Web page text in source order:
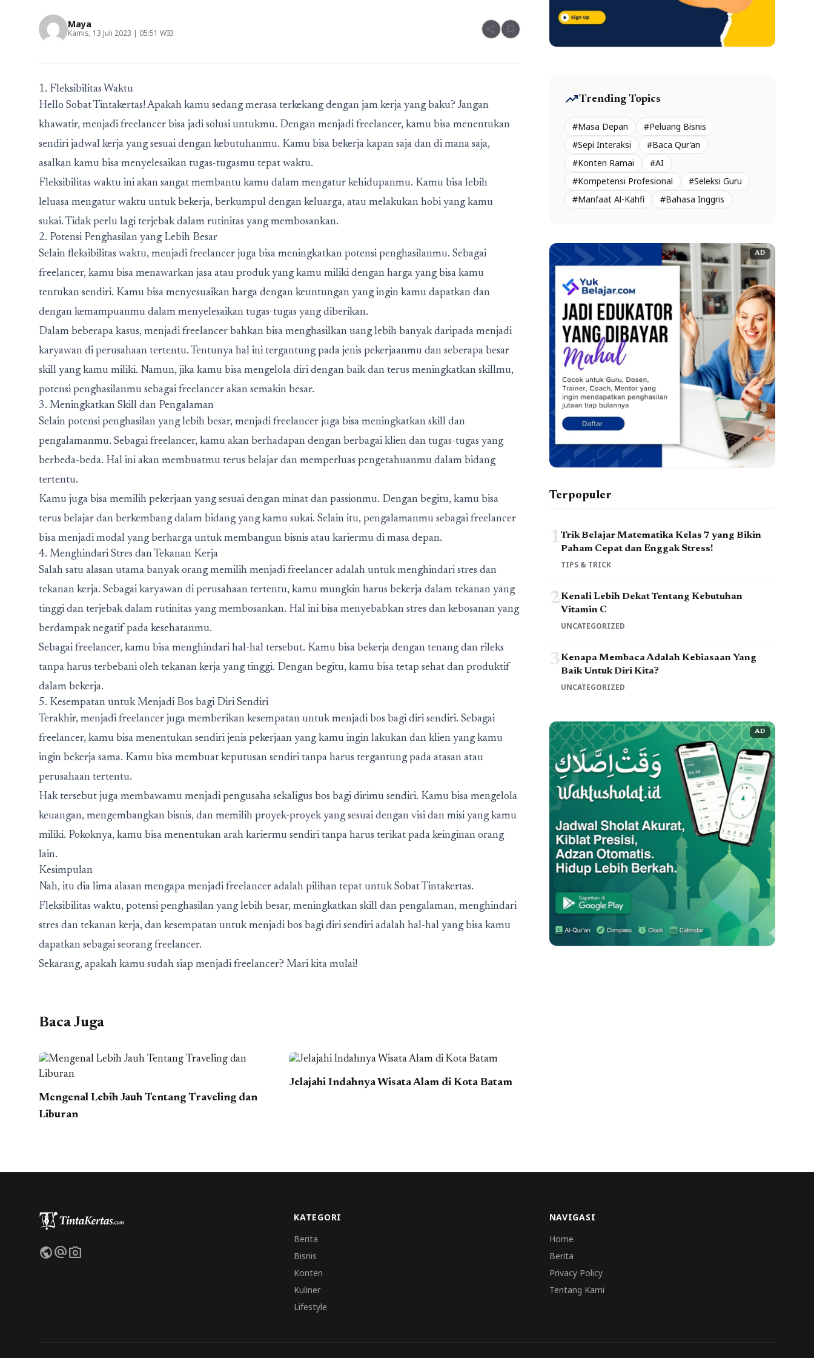
Maya
Kamis, 13 Juli 2023 | 05:51 WIB share bookmark
1. Fleksibilitas Waktu
Hello Sobat Tintakertas! Apakah kamu sedang merasa terkekang dengan jam kerja yang baku? Jangan
khawatir, menjadi freelancer bisa jadi solusi untukmu. Dengan menjadi freelancer, kamu bisa menentukan
sendiri jadwal kerja yang sesuai dengan kebutuhanmu. Kamu bisa bekerja kapan saja dan di mana saja,
asalkan kamu bisa menyelesaikan tugas-tugasmu tepat waktu.
Fleksibilitas waktu ini akan sangat membantu kamu dalam mengatur kehidupanmu. Kamu bisa lebih
leluasa mengatur waktu untuk bekerja, berkumpul dengan keluarga, atau melakukan hobi yang kamu
sukai. Tidak perlu lagi terjebak dalam rutinitas yang membosankan.
2. Potensi Penghasilan yang Lebih Besar
Selain fleksibilitas waktu, menjadi freelancer juga bisa meningkatkan potensi penghasilanmu. Sebagai
freelancer, kamu bisa menawarkan jasa atau produk yang kamu miliki dengan harga yang bisa kamu
tentukan sendiri. Kamu bisa menyesuaikan harga dengan keuntungan yang ingin kamu dapatkan dan
dengan kemampuanmu dalam menyelesaikan tugas-tugas yang diberikan.
Dalam beberapa kasus, menjadi freelancer bahkan bisa menghasilkan uang lebih banyak daripada menjadi
karyawan di perusahaan tertentu. Tentunya hal ini tergantung pada jenis pekerjaanmu dan seberapa besar
skill yang kamu miliki. Namun, jika kamu bisa mengelola diri dengan baik dan terus meningkatkan skillmu,
potensi penghasilanmu sebagai freelancer akan semakin besar.
3. Meningkatkan Skill dan Pengalaman
Selain potensi penghasilan yang lebih besar, menjadi freelancer juga bisa meningkatkan skill dan
pengalamanmu. Sebagai freelancer, kamu akan berhadapan dengan berbagai klien dan tugas-tugas yang
berbeda-beda. Hal ini akan membuatmu terus belajar dan memperluas pengetahuanmu dalam bidang
tertentu.
Kamu juga bisa memilih pekerjaan yang sesuai dengan minat dan passionmu. Dengan begitu, kamu bisa
terus belajar dan berkembang dalam bidang yang kamu sukai. Selain itu, pengalamanmu sebagai freelancer
bisa menjadi modal yang berharga untuk membangun bisnis atau kariermu di masa depan.
4. Menghindari Stres dan Tekanan Kerja
Salah satu alasan utama banyak orang memilih menjadi freelancer adalah untuk menghindari stres dan
tekanan kerja. Sebagai karyawan di perusahaan tertentu, kamu mungkin harus bekerja dalam tekanan yang
tinggi dan terjebak dalam rutinitas yang membosankan. Hal ini bisa menyebabkan stres dan kebosanan yang
berdampak negatif pada kesehatanmu.
Sebagai freelancer, kamu bisa menghindari hal-hal tersebut. Kamu bisa bekerja dengan tenang dan rileks
tanpa harus terbebani oleh tekanan kerja yang tinggi. Dengan begitu, kamu bisa tetap sehat dan produktif
dalam bekerja.
5. Kesempatan untuk Menjadi Bos bagi Diri Sendiri
Terakhir, menjadi freelancer juga memberikan kesempatan untuk menjadi bos bagi diri sendiri. Sebagai
freelancer, kamu bisa menentukan sendiri jenis pekerjaan yang kamu ingin lakukan dan klien yang kamu
ingin bekerja sama. Kamu bisa membuat keputusan sendiri tanpa harus tergantung pada atasan atau
perusahaan tertentu.
Hak tersebut juga membawamu menjadi pengusaha sekaligus bos bagi dirimu sendiri. Kamu bisa mengelola
keuangan, mengembangkan bisnis, dan memilih proyek-proyek yang sesuai dengan visi dan misi yang kamu
miliki. Pokoknya, kamu bisa menentukan arah kariermu sendiri tanpa harus terikat pada keinginan orang
lain.
Kesimpulan
Nah, itu dia lima alasan mengapa menjadi freelancer adalah pilihan tepat untuk Sobat Tintakertas.
Fleksibilitas waktu, potensi penghasilan yang lebih besar, meningkatkan skill dan pengalaman, menghindari
stres dan tekanan kerja, dan kesempatan untuk menjadi bos bagi diri sendiri adalah hal-hal yang bisa kamu
dapatkan sebagai seorang freelancer.
Sekarang, apakah kamu sudah siap menjadi freelancer? Mari kita mulai!
Baca Juga
Mengenal Lebih Jauh Tentang Traveling dan
Liburan
Jelajahi Indahnya Wisata Alam di Kota Batam
trending_upTrending Topics
#Masa Depan
#Peluang Bisnis
#Sepi Interaksi
#Baca Qur’an
#Konten Ramai
#AI
#Kompetensi Profesional
#Seleksi Guru
#Manfaat Al-Kahfi
#Bahasa Inggris
AD
Terpopuler
1Trik Belajar Matematika Kelas 7 yang Bikin
Paham Cepat dan Enggak Stress!
TIPS & TRICK
2Kenali Lebih Dekat Tentang Kebutuhan
Vitamin C
UNCATEGORIZED
3Kenapa Membaca Adalah Kebiasaan Yang
Baik Untuk Diri Kita?
UNCATEGORIZED
AD
publicalternate_emailphoto_camera
KATEGORI
Berita
Bisnis
Konten
Kuliner
Lifestyle
NAVIGASI
Home
Berita
Privacy Policy
Tentang Kami